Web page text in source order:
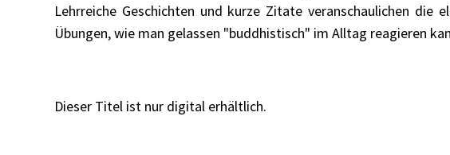
Lehrreiche Geschichten und kurze Zitate veranschaulichen die
Übungen, wie man gelassen "buddhistisch" im Alltag reagieren
Dieser Titel ist nur digital erhältlich.